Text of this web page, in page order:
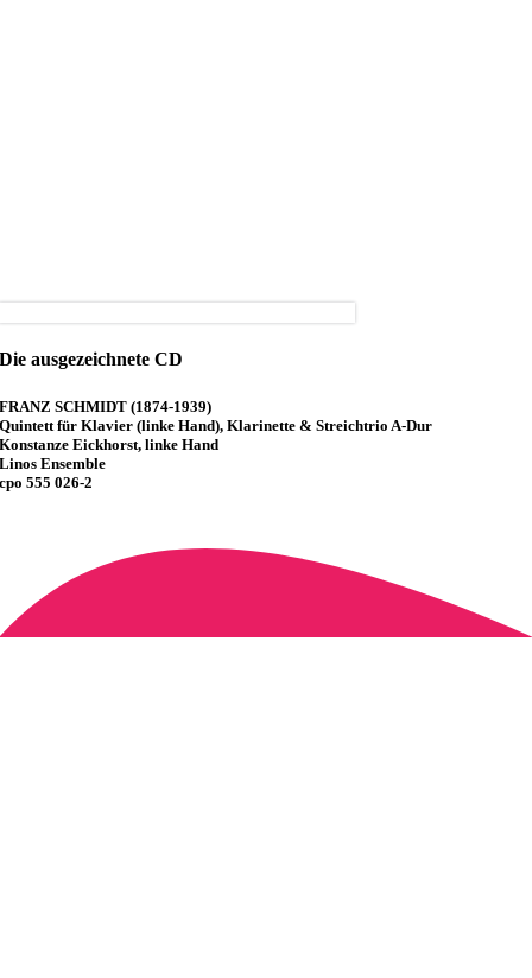
Die ausgezeichnete CD
FRANZ SCHMIDT (1874-1939)
Quintett für Klavier (linke Hand), Klarinette & Streichtrio A-Dur
Konstanze Eickhorst, linke Hand
Linos Ensemble
cpo 555 026-2